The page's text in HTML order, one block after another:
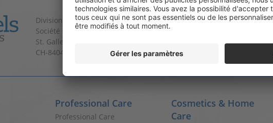
Division de Coop
Société Coopérative
St. Gallerstrasse 180
CH-8404 Winterthur
Tel. +41 52 234 44 00
Fax. +41 52 234 44 01
www.steinfels-swiss.ch
Professional Care
Professional Care
Cosmetics & Home
Care